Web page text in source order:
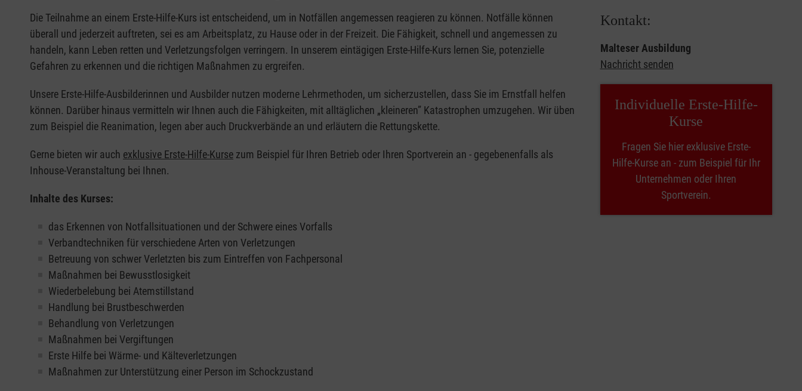
Die Teilnahme an einem Erste-Hilfe-Kurs ist entscheidend, um in Notfällen angemessen reagieren zu können. Notfälle können
überall und jederzeit auftreten, sei es am Arbeitsplatz, zu Hause oder in der Freizeit. Die Fähigkeit, schnell und angemessen zu
handeln, kann Leben retten und Verletzungsfolgen verringern. In unserem eintägigen Erste-Hilfe-Kurs lernen Sie, potenzielle
Gefahren zu erkennen und die richtigen Maßnahmen zu ergreifen.
Unsere Erste-Hilfe-Ausbilderinnen und Ausbilder nutzen moderne Lehrmethoden, um sicherzustellen, dass Sie im Ernstfall helfen
können. Darüber hinaus vermitteln wir Ihnen auch die Fähigkeiten, mit alltäglichen „kleineren” Katastrophen umzugehen. Wir üben
zum Beispiel die Reanimation, legen aber auch Druckverbände an und erläutern die Rettungskette.
Gerne bieten wir auch exklusive Erste-Hilfe-Kurse zum Beispiel für Ihren Betrieb oder Ihren Sportverein an - gegebenenfalls als
Inhouse-Veranstaltung bei Ihnen.
Inhalte des Kurses:
das Erkennen von Notfallsituationen und der Schwere eines Vorfalls
Verbandtechniken für verschiedene Arten von Verletzungen
Betreuung von schwer Verletzten bis zum Eintreffen von Fachpersonal
Maßnahmen bei Bewusstlosigkeit
Wiederbelebung bei Atemstillstand
Handlung bei Brustbeschwerden
Behandlung von Verletzungen
Maßnahmen bei Vergiftungen
Erste Hilfe bei Wärme- und Kälteverletzungen
Maßnahmen zur Unterstützung einer Person im Schockzustand
Kontakt:
Malteser Ausbildung
Nachricht senden
Individuelle Erste-Hilfe-
Kurse
Fragen Sie hier exklusive Erste-
Hilfe-Kurse an - zum Beispiel für Ihr
Unternehmen oder Ihren
Sportverein.